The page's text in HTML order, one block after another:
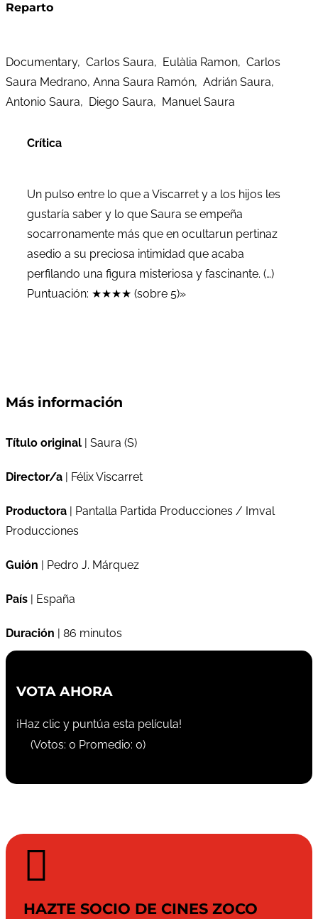
Reparto
Documentary, Carlos Saura, Eulàlia Ramon, Carlos
Saura Medrano, Anna Saura Ramón, Adrián Saura,
Antonio Saura, Diego Saura, Manuel Saura
Crítica
Un pulso entre lo que a Viscarret y a los hijos les
gustaría saber y lo que Saura se empeña
socarronamente más que en ocultarun pertinaz
asedio a su preciosa intimidad que acaba
perfilando una figura misteriosa y fascinante. (…)
Puntuación: ★★★★ (sobre 5)»
Más información
Título original | Saura (S)
Director/a | Félix Viscarret
Productora | Pantalla Partida Producciones / Imval
Producciones
Guión | Pedro J. Márquez
País | España
Duración | 86 minutos
VOTA AHORA
¡Haz clic y puntúa esta película!
(Votos: 0 Promedio: 0)

HAZTE SOCIO DE CINES ZOCO